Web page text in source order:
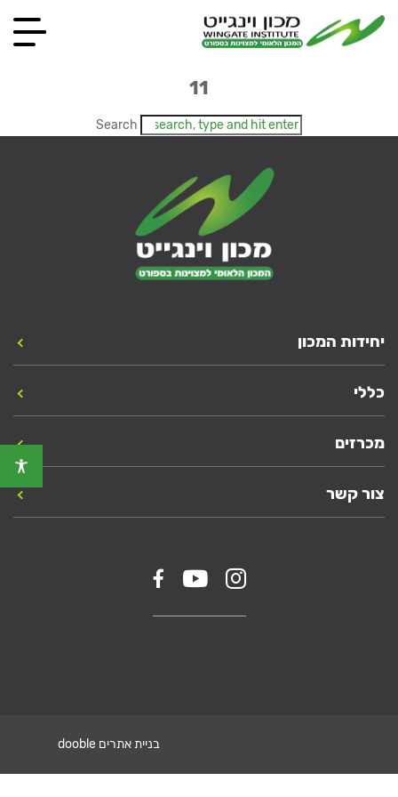
11
Search
יחידות המכון
כללי
מכרזים
צור קשר
בניית אתרים dooble